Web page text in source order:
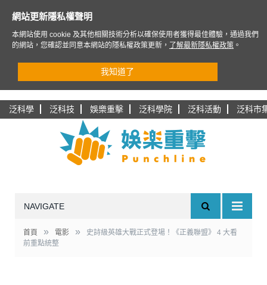
泛科學 泛科技 娛樂重擊 泛科學院 泛科活動 泛科市
NAVIGATE
首頁 » 電影 »
史詩級英雄大戰正式登場！《正義聯盟》 4 大看
前重點統整
網站更新隱私權聲明
本網站使用 cookie 及其他相關技術分析以確保使用者獲得最佳體驗，通過我們
的網站，您確認並同意本網站的隱私權政策更新，
了解最新隱私權政策 。
我知道了